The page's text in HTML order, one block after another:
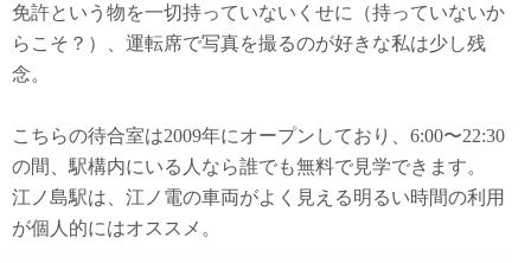
免許という物を一切持っていないくせに（持っていないか
らこそ？）、運転席で写真を撮るのが好きな私は少し残
念。
こちらの待合室は2009年にオープンしており、6:00〜22:30
の間、駅構内にいる人なら誰でも無料で見学できます。
江ノ島駅は、江ノ電の車両がよく見える明るい時間の利用
が個人的にはオススメ。